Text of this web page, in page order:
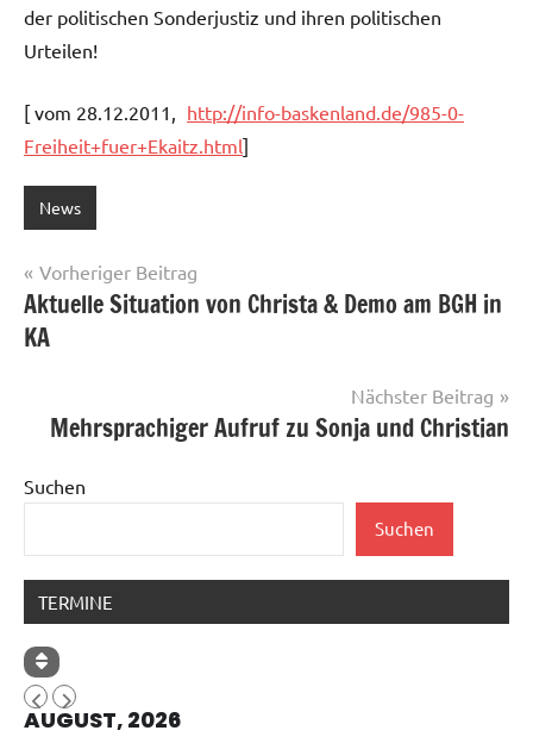
der politischen Sonderjustiz und ihren politischen
Urteilen!
[ vom 28.12.2011,
http://info-baskenland.de/985-0-
Freiheit+fuer+Ekaitz.html]
News
Beitragsnavigation
Vorheriger Beitrag
Aktuelle Situation von Christa & Demo am BGH in
KA
Nächster Beitrag
Mehrsprachiger Aufruf zu Sonja und Christian
Suchen
Suchen
TERMINE
AUGUST, 2026